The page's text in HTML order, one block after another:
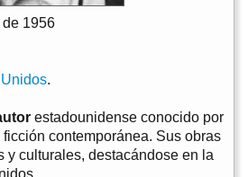
de 1956
.
estadounidense conocido por
contemporánea. Sus obras
y culturales, destacándose en la